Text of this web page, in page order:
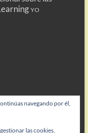
YO
navegando por él,
las cookies,